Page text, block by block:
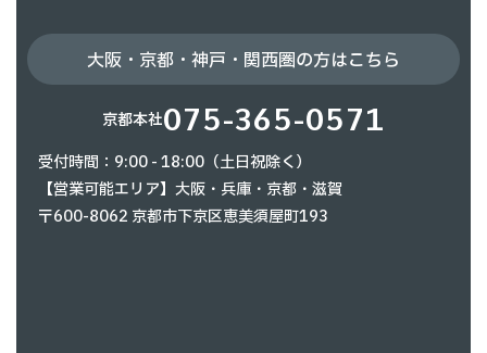
大阪・京都・神戸・関西圏の方はこちら
京都本社075-365-0571
受付時間：9:00 - 18:00（土日祝除く）
【営業可能エリア】大阪・兵庫・京都・滋賀
〒600-8062 京都市下京区恵美須屋町193